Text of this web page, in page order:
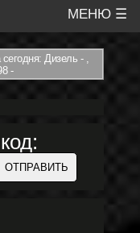
МЕНЮ ☰
Дизель - ,
-